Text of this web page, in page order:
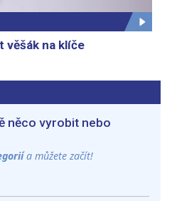
věšák na klíče
něco vyrobit nebo
a můžete začít!